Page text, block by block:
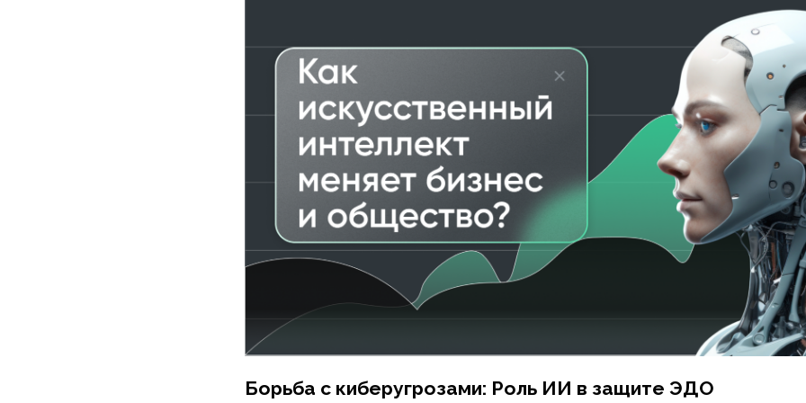
Борьба с киберугрозами: Роль ИИ в защите ЭДО
Машины не ошибаются или о плодотворной стороне
idocs